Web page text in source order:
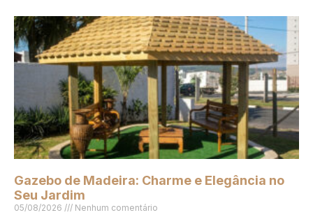
Gazebo de Madeira: Charme e Elegância no
Seu Jardim
05/08/2026 Nenhum comentário